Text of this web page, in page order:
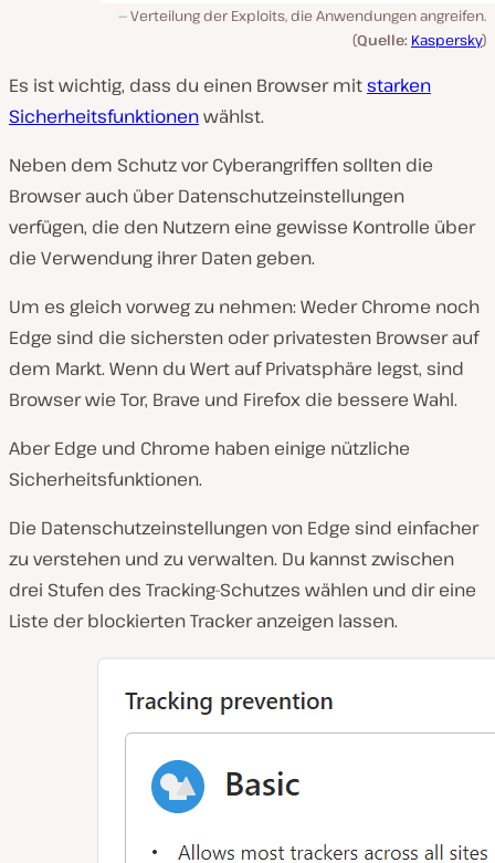
Verteilung der Exploits, die Anwendungen angreifen.
(Quelle: Kaspersky)
Es ist wichtig, dass du einen Browser mitstarken
Sicherheitsfunktionenwählst.
Neben dem Schutz vor Cyberangriffen sollten die
Browser auch über Datenschutzeinstellungen
verfügen, die den Nutzern eine gewisse Kontrolle über
die Verwendung ihrer Daten geben.
Um es gleich vorweg zu nehmen: Weder Chrome noch
Edge sind die sichersten oder privatesten Browser auf
dem Markt. Wenn du Wert auf Privatsphäre legst, sind
Browser wie Tor, Brave und Firefox die bessere Wahl.
Aber Edge und Chrome haben einige nützliche
Sicherheitsfunktionen.
Die Datenschutzeinstellungen von Edge sind einfacher
zu verstehen und zu verwalten. Du kannst zwischen
drei Stufen des Tracking-Schutzes wählen und dir eine
Liste der blockierten Tracker anzeigen lassen.